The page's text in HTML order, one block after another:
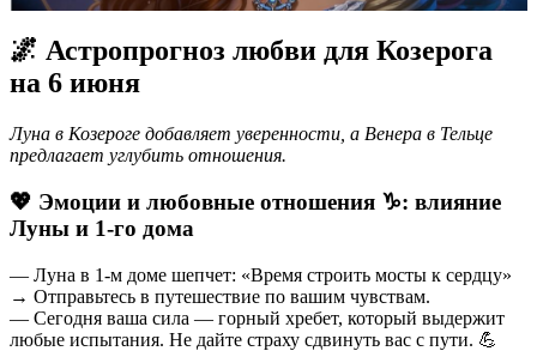
🌌 Астропрогноз любви для Козерога
на 6 июня
Луна в Козероге добавляет уверенности, а Венера в Тельце
предлагает углубить отношения.
💖 Эмоции и любовные отношения ♑️: влияние
Луны и 1-го дома
— Луна в 1-м доме шепчет: «Время строить мосты к сердцу»
→ Отправьтесь в путешествие по вашим чувствам.
— Сегодня ваша сила — горный хребет, который выдержит
любые испытания. Не дайте страху сдвинуть вас с пути. 💪